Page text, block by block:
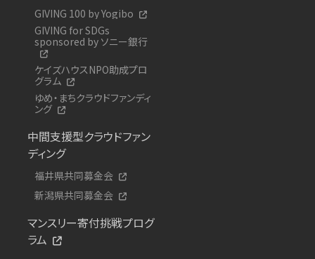
GIVING 100 by Yogibo
GIVING for SDGs
sponsored by ソニー銀行
ケイズハウスNPO助成プロ
グラム
ゆめ・まちクラウドファンディ
ング
中間支援型クラウドファン
ディング
福井県共同募金会
新潟県共同募金会
マンスリー寄付挑戦プログ
ラム